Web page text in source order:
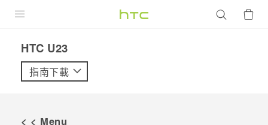
VIVE
HTC U23‎
指南下載
< < Menu